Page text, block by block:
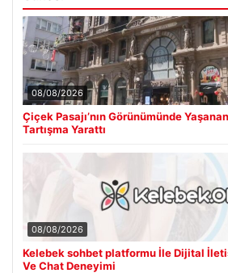
08/08/2026
Çiçek Pasajı’nın Görünümünde
Tartışma Yarattı
08/08/2026
Kelebek sohbet platformu İle Dijital
Ve Chat Deneyimi